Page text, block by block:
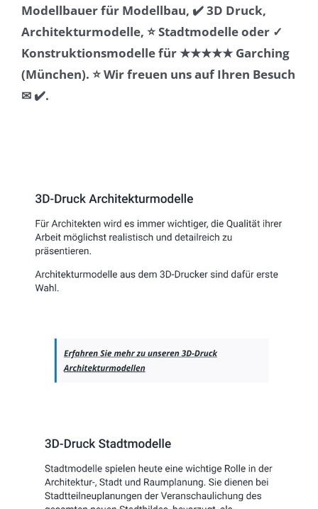
Modellbauer für Modellbau, ✔️ 3D Druck,
Architekturmodelle, ⭐ Stadtmodelle oder ✓
Konstruktionsmodelle für ★★★★★ Garching
(München). ⭐ Wir freuen uns auf Ihren Besuch
✉ ✔️.